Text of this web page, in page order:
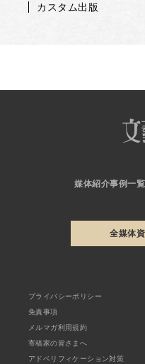
カスタム出版
媒体紹介事例一覧
全媒体
プライバシーポリシー
免責事項
メルマガ利用規約
寄稿家の皆さまへ
アドベリフィケーション対策